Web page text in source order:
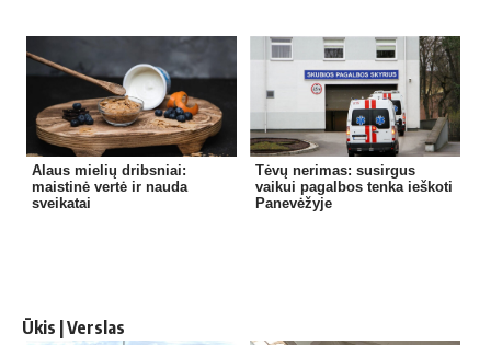
Alaus mielių dribsniai:
maistinė vertė ir nauda
sveikatai
Tėvų nerimas: susirgus
vaikui pagalbos tenka ieškoti
Panevėžyje
Ūkis | Verslas